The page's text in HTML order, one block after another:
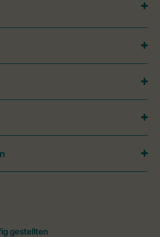
gestellten